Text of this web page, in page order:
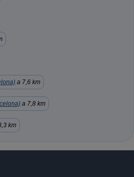
a 7,6 km
a 7,8 km
km